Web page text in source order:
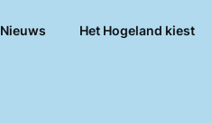
Nieuws Het Hogeland kiest